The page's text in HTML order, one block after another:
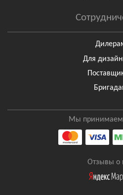
Для
Мы принимаем
Отзывы о